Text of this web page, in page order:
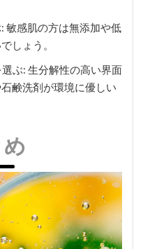
敏感肌の方は無添加や低
しょう。
ぶ: 生分解性の高い界面
鹸洗剤が環境に優しい